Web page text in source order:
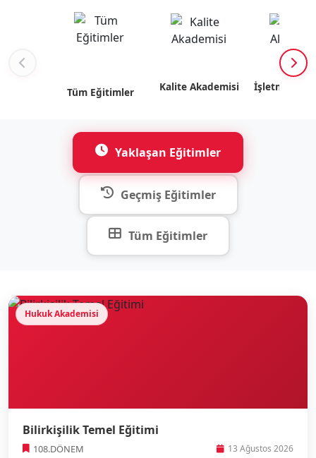
Tüm Eğitimler Kalite Akademisi İşletme
Yaklaşan Eğitimler
Geçmiş Eğitimler
Tüm Eğitimler
Hukuk Akademisi
Bilirkişilik Temel Eğitimi
108.DÖNEM 13 Ağustos 2026